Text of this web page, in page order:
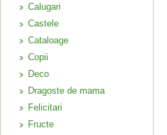
Calugari
Castele
Cataloage
Copii
Deco
Dragoste de mama
Felicitari
Fructe